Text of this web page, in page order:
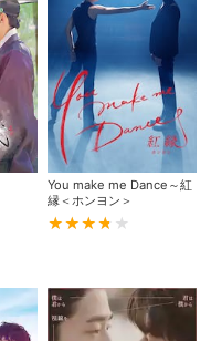
You make me Dance～紅
縁＜ホンヨン＞